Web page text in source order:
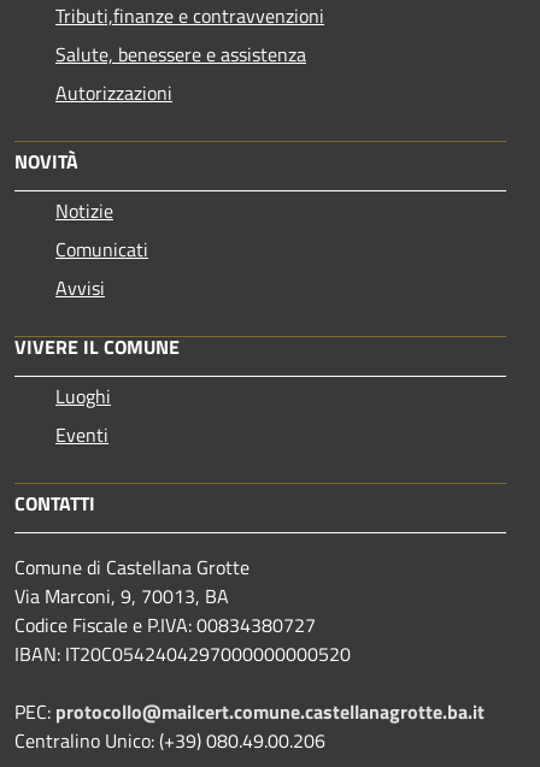
Tributi,finanze e contravvenzioni
Salute, benessere e assistenza
Autorizzazioni
NOVITÀ
Notizie
Comunicati
Avvisi
VIVERE IL COMUNE
Luoghi
Eventi
CONTATTI
Comune di Castellana Grotte
Via Marconi, 9, 70013, BA
Codice Fiscale e P.IVA: 00834380727
IBAN: IT20C0542404297000000000520
PEC: protocollo@mailcert.comune.castellanagrotte.ba.it
Centralino Unico: (+39) 080.49.00.206